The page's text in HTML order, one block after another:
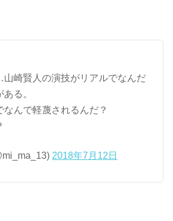
崎賢人の演技がリアルでなんだ
る。
なんで軽蔑されるんだ？
2018年7月12日